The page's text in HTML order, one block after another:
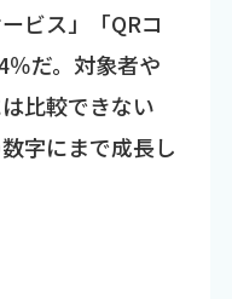
ビス」「QRコ
％だ。対象者や
比較できない
字にまで成長し